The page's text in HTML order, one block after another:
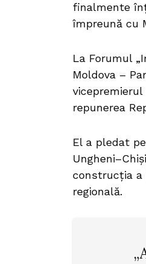
finalmente
împreună cu
La Forumul
Moldova –
repunerea
El a pledat
construcția a
regională.